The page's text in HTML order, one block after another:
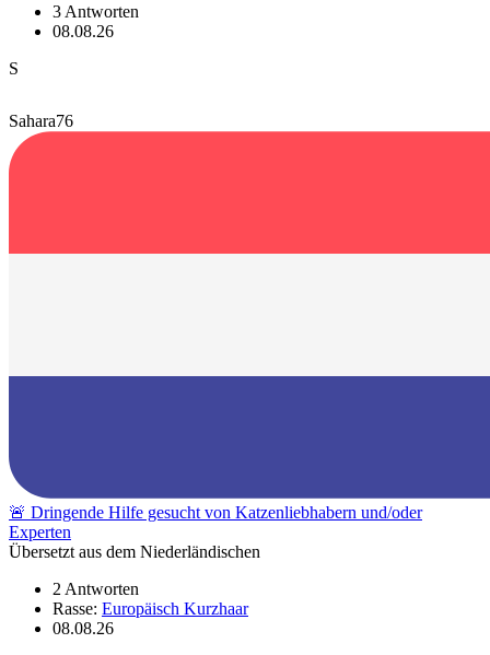
3 Antworten
08.08.26
S
Sahara76
🚨 Dringende Hilfe gesucht von Katzenliebhabern und/oder
Experten
Übersetzt aus dem Niederländischen
2 Antworten
Rasse: Europäisch Kurzhaar
08.08.26